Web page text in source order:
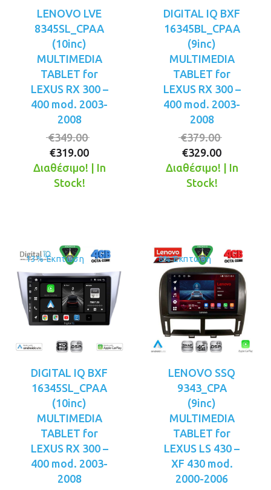
LENOVO LVE
8345SL_CPAA
(10inc)
MULTIMEDIA
TABLET for
LEXUS RX 300 –
400 mod. 2003-
2008
€349.00
was:
€319.00
τρέχουσα
Διαθέσιμο! | In
Stock!
DIGITAL IQ BXF
16345BL_CPAA
(9inc)
MULTIMEDIA
TABLET for
LEXUS RX 300 –
400 mod. 2003-
2008
€379.00
was:
€329.00
Διαθέσιμο! | In
Stock!
13% Έκπτωση
DIGITAL IQ BXF
16345SL_CPAA
(10inc)
MULTIMEDIA
TABLET for
LEXUS RX 300 –
400 mod. 2003-
2008
8% Έκπτωση
LENOVO SSQ
9343_CPA
(9inc)
MULTIMEDIA
TABLET for
LEXUS LS 430 –
XF 430 mod.
2000-2006